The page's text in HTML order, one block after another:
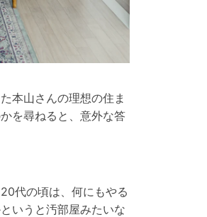
本山さんの理想の住ま
を尋ねると、意外な答
代の頃は、何にもやる
いうと汚部屋みたいな